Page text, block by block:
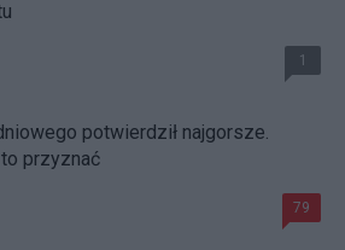
1
potwierdził najgorsze.
przyznać
79